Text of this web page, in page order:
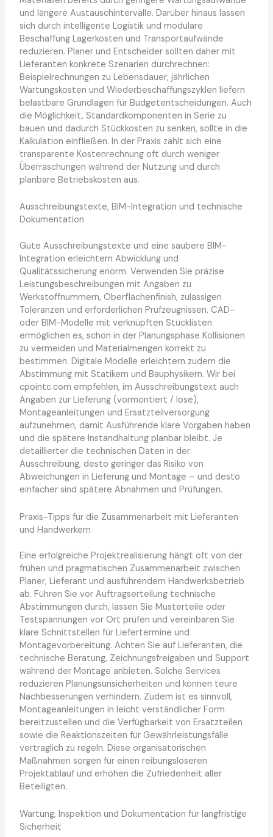
und längere Austauschintervalle. Darüber hinaus lassen
sich durch intelligente Logistik und modulare
Beschaffung Lagerkosten und Transportaufwände
reduzieren. Planer und Entscheider sollten daher mit
Lieferanten konkrete Szenarien durchrechnen:
Beispielrechnungen zu Lebensdauer, jährlichen
Wartungskosten und Wiederbeschaffungszyklen liefern
belastbare Grundlagen für Budgetentscheidungen. Auch
die Möglichkeit, Standardkomponenten in Serie zu
bauen und dadurch Stückkosten zu senken, sollte in die
Kalkulation einfließen. In der Praxis zahlt sich eine
transparente Kostenrechnung oft durch weniger
Überraschungen während der Nutzung und durch
planbare Betriebskosten aus.
Ausschreibungstexte, BIM-Integration und technische
Dokumentation
Gute Ausschreibungstexte und eine saubere BIM-
Integration erleichtern Abwicklung und
Qualitätssicherung enorm. Verwenden Sie präzise
Leistungsbeschreibungen mit Angaben zu
Werkstoffnummern, Oberflächenfinish, zulässigen
Toleranzen und erforderlichen Prüfzeugnissen. CAD-
oder BIM-Modelle mit verknüpften Stücklisten
ermöglichen es, schon in der Planungsphase Kollisionen
zu vermeiden und Materialmengen korrekt zu
bestimmen. Digitale Modelle erleichtern zudem die
Abstimmung mit Statikern und Bauphysikern. Wir bei
cpointc.com empfehlen, im Ausschreibungstext auch
Angaben zur Lieferung (vormontiert / lose),
Montageanleitungen und Ersatzteilversorgung
aufzunehmen, damit Ausführende klare Vorgaben haben
und die spätere Instandhaltung planbar bleibt. Je
detaillierter die technischen Daten in der
Ausschreibung, desto geringer das Risiko von
Abweichungen in Lieferung und Montage – und desto
einfacher sind spätere Abnahmen und Prüfungen.
Praxis-Tipps für die Zusammenarbeit mit Lieferanten
und Handwerkern
Eine erfolgreiche Projektrealisierung hängt oft von der
frühen und pragmatischen Zusammenarbeit zwischen
Planer, Lieferant und ausführendem Handwerksbetrieb
ab. Führen Sie vor Auftragserteilung technische
Abstimmungen durch, lassen Sie Musterteile oder
Testspannungen vor Ort prüfen und vereinbaren Sie
klare Schnittstellen für Liefertermine und
Montagevorbereitung. Achten Sie auf Lieferanten, die
technische Beratung, Zeichnungsfreigaben und Support
während der Montage anbieten. Solche Services
reduzieren Planungsunsicherheiten und können teure
Nachbesserungen verhindern. Zudem ist es sinnvoll,
Montageanleitungen in leicht verständlicher Form
bereitzustellen und die Verfügbarkeit von Ersatzteilen
sowie die Reaktionszeiten für Gewährleistungsfälle
vertraglich zu regeln. Diese organisatorischen
Maßnahmen sorgen für einen reibungsloseren
Projektablauf und erhöhen die Zufriedenheit aller
Beteiligten.
Wartung, Inspektion und Dokumentation für langfristige
Sicherheit